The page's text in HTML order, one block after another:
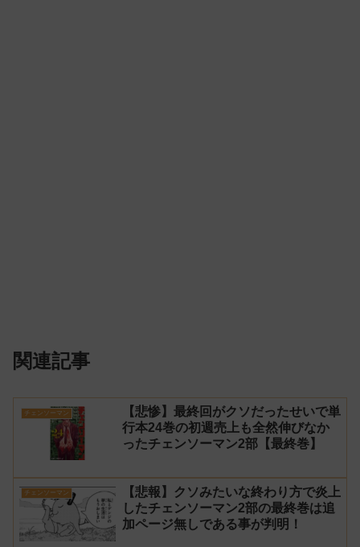
関連記事
チェンソーマン
【悲惨】最終回がクソだったせいで単
行本24巻の初週売上も全然伸びなか
ったチェンソーマン2部【最終巻】
チェンソーマン
【悲報】クソみたいな終わり方で炎上
したチェンソーマン2部の最終巻は追
加ページ無しである事が判明！